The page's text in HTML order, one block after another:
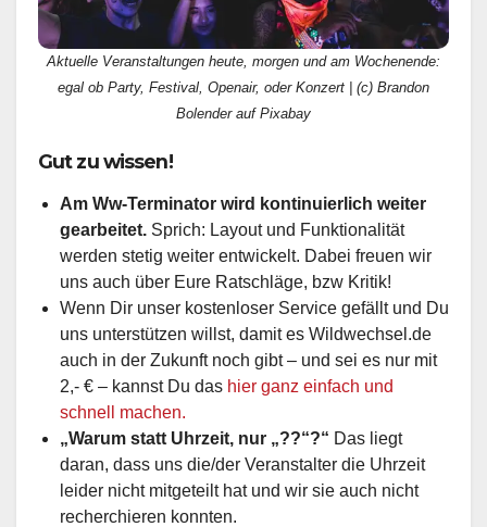
Aktuelle Veranstaltungen heute, morgen und am Wochenende:
egal ob Party, Festival, Openair, oder Konzert | (c) Brandon
Bolender auf Pixabay
Gut zu wissen!
Am Ww-Terminator wird kontinuierlich weiter
gearbeitet. Sprich: Layout und Funktionalität
werden stetig weiter entwickelt. Dabei freuen wir
uns auch über Eure Ratschläge, bzw Kritik!
Wenn Dir unser kostenloser Service gefällt und Du
uns unterstützen willst, damit es Wildwechsel.de
auch in der Zukunft noch gibt – und sei es nur mit
2,- € – kannst Du das hier ganz einfach und
schnell machen.
„Warum statt Uhrzeit, nur „??“?“ Das liegt
daran, dass uns die/der Veranstalter die Uhrzeit
leider nicht mitgeteilt hat und wir sie auch nicht
recherchieren konnten.